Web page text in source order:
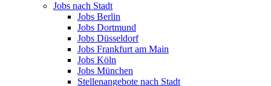
Jobs nach Stadt
Jobs Berlin
Jobs Dortmund
Jobs Düsseldorf
Jobs Frankfurt am Main
Jobs Köln
Jobs München
Stellenangebote nach Stadt